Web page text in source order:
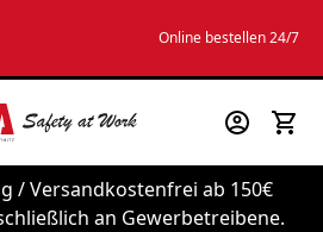
Online bestellen 24/7
/ Versandkostenfrei ab 150€
an Gewerbetreibene.